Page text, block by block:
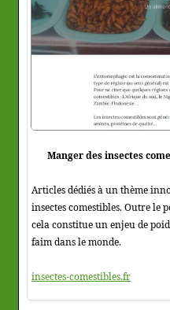
Manger des insectes
Articles dédiés à un thème
insectes comestibles. Outre
cela constitue un enjeu de
faim dans le monde.
insectes-comestibles.fr